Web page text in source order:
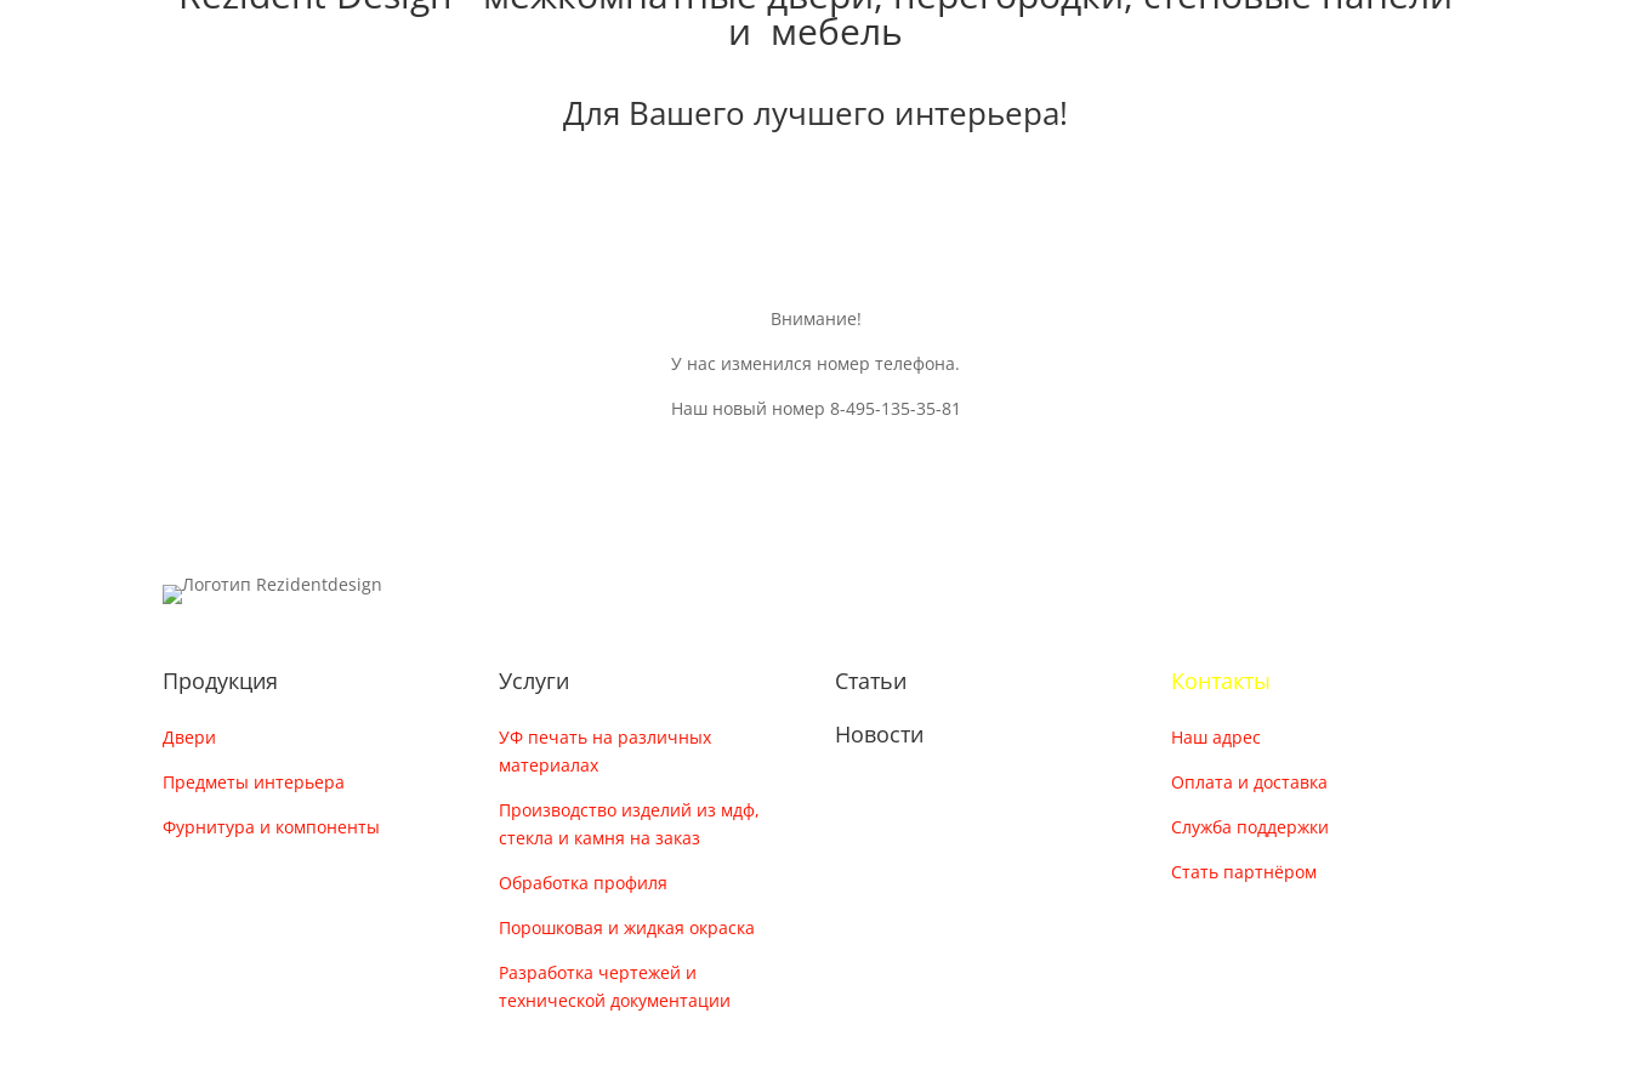
и мебель
Для Вашего лучшего интерьера!
Внимание!
У нас изменился номер телефона.
Наш новый номер 8-495-135-35-81
Продукция
Двери
Предметы интерьера
Фурнитура и компоненты
Услуги
УФ печать на различных
материалах
Производство изделий из мдф,
стекла и камня на заказ
Обработка профиля
Порошковая и жидкая окраска
Разработка чертежей и
технической документации
Статьи
Новости
Контакты
Наш адрес
Оплата и доставка
Служба поддержки
Стать партнёром